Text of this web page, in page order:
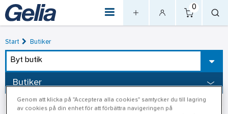
0
Start Butiker
Byt butik
Butiker
Genom att klicka på "Acceptera alla cookies" samtycker du till lagring
av cookies på din enhet för att förbättra navigeringen på